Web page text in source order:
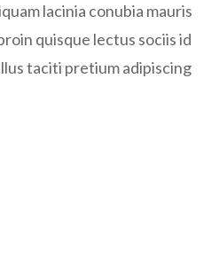
lacinia conubia mauris
quisque lectus sociis id
taciti pretium adipiscing